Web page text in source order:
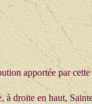
apportée par
droite en haut,